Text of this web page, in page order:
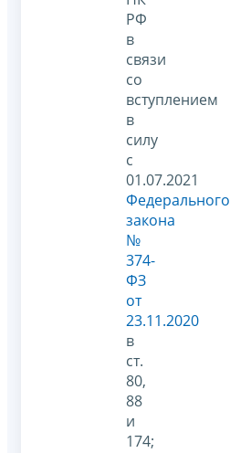
РФ
в
связи
со
вступлением
в
силу
с
01.07.2021
Федерального
закона
№
374-
ФЗ
от
23.11.2020
в
ст.
80,
88
и
174;